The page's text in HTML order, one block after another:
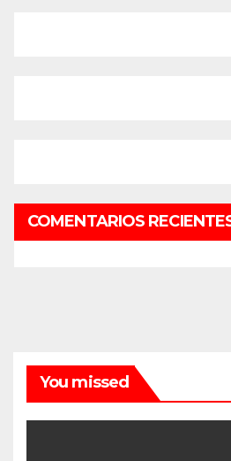
COMENTARIOS
You missed